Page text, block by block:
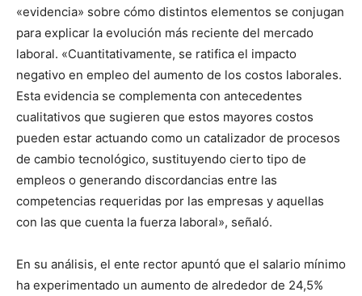
«evidencia» sobre cómo distintos elementos se conjugan
para explicar la evolución más reciente del mercado
laboral. «Cuantitativamente, se ratifica el impacto
negativo en empleo del aumento de los costos laborales.
Esta evidencia se complementa con antecedentes
cualitativos que sugieren que estos mayores costos
pueden estar actuando como un catalizador de procesos
de cambio tecnológico, sustituyendo cierto tipo de
empleos o generando discordancias entre las
competencias requeridas por las empresas y aquellas
con las que cuenta la fuerza laboral», señaló.
En su análisis, el ente rector apuntó que el salario mínimo
ha experimentado un aumento de alrededor de 24,5%